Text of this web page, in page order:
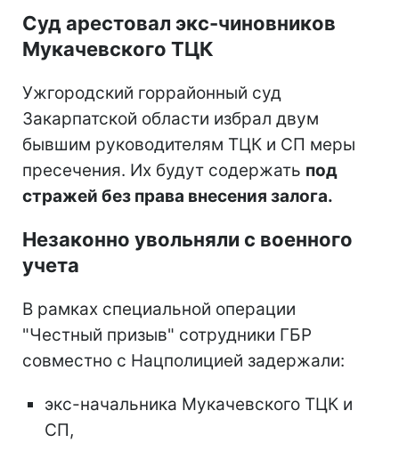
Суд арестовал экс-чиновников
Мукачевского ТЦК
Ужгородский горрайонный суд
Закарпатской области избрал двум
бывшим руководителям ТЦК и СП меры
пресечения. Их будут содержать под
стражей без права внесения залога.
Незаконно увольняли с военного
учета
В рамках специальной операции
"Честный призыв" сотрудники ГБР
совместно с Нацполицией задержали:
экс-начальника Мукачевского ТЦК и
СП,